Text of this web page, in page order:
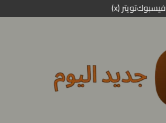
فيسبوكتويتر (x)